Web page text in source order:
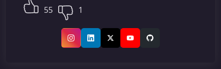
55 1
InstagramLinkedInX (Twitter)YouTubeGitHub